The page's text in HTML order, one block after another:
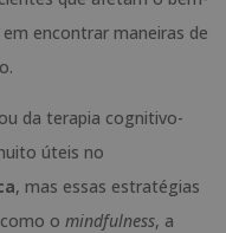
encontrar maneiras de
da terapia cognitivo-
úteis no
, mas essas estratégias
o mindfulness, a